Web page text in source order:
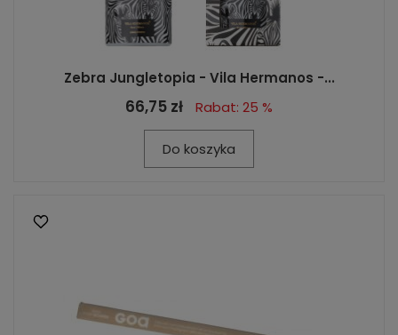
Zebra Jungletopia - Vila Hermanos -...
66,75 zł Rabat: 25 %
Do koszyka